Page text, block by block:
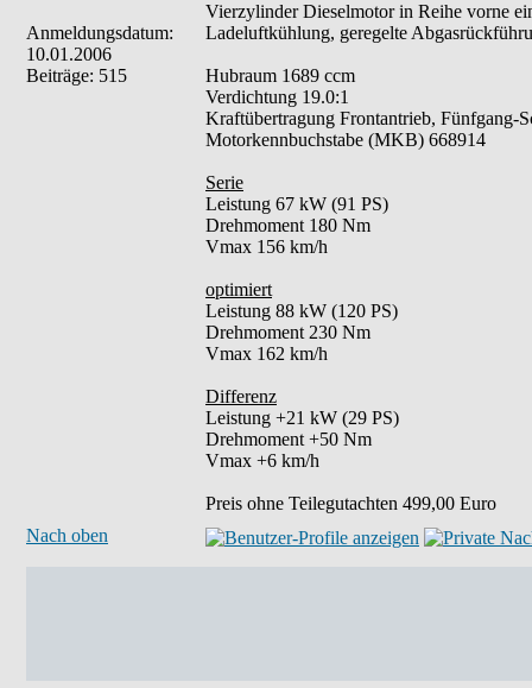
Anmeldungsdatum:
10.01.2006
Beiträge: 515
Vierzylinder Dieselmotor in Reihe vorne
Ladeluftkühlung, geregelte
Hubraum 1689 ccm
Verdichtung 19.0:1
Kraftübertragung Frontantrieb, Fünfgang-
Motorkennbuchstabe (MKB) 668914
Serie
Leistung 67 kW (91 PS)
Drehmoment 180 Nm
Vmax 156 km/h
optimiert
Leistung 88 kW (120 PS)
Drehmoment 230 Nm
Vmax 162 km/h
Differenz
Leistung +21 kW (29 PS)
Drehmoment +50 Nm
Vmax +6 km/h
Preis ohne Teilegutachten 499,00 Euro
Nach oben